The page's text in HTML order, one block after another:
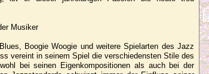
Musiker
Boogie Woogie und weitere Spielarten des Jazz
vereint in seinem Spiel die verschiedensten Stile des
bei seinen Eigenkompositionen als auch bei der